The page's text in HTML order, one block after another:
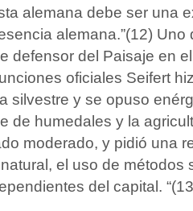
alemana debe ser una
alemana.”(12)
defensor del Paisaje en
oficiales Seifert
silvestre y se opuso
de humedales y la
moderado, y pidió una
el uso de métodos
del capital.